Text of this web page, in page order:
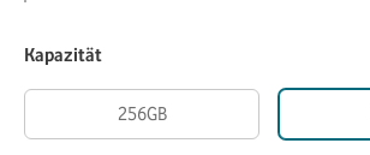
Kapazität
256GB